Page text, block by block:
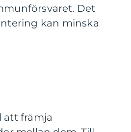
Det
kan minska
att främja